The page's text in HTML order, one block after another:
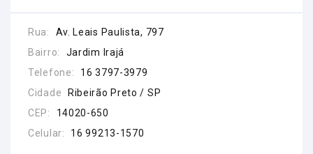
Rua:
Av. Leais Paulista, 797
Bairro:
Jardim Irajá
Telefone:
16 3797-3979
Cidade
Ribeirão Preto / SP
CEP:
14020-650
Celular:
16 99213-1570